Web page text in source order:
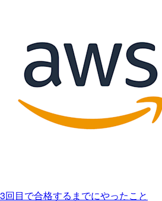
目で合格するまでにやったこと